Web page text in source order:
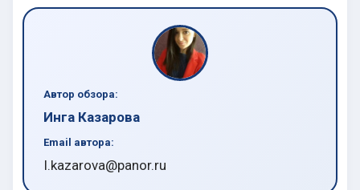
Автор обзора:
Инга Казарова
Email автора:
I.kazarova@panor.ru